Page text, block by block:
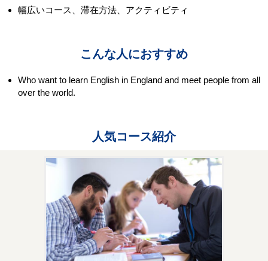
幅広いコース、滞在方法、アクティビティ
こんな人におすすめ
Who want to learn English in England and meet people from all
over the world.
人気コース紹介